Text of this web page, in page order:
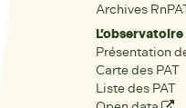
Archives
L’observatoire
Présentation
Carte des PAT
Liste des PAT